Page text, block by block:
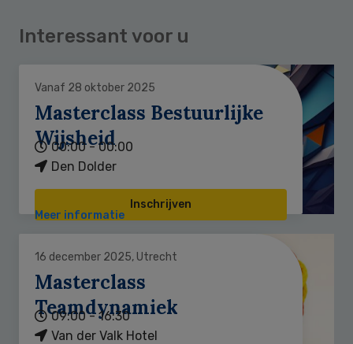
Interessant voor u
Vanaf 28 oktober 2025
Masterclass Bestuurlijke
Wijsheid
00:00 - 00:00
Den Dolder
Inschrijven
Meer informatie
16 december 2025, Utrecht
Masterclass
Teamdynamiek
09:00 - 16:30
Van der Valk Hotel